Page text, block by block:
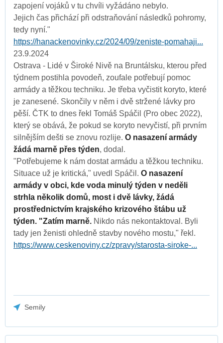
zapojení vojáků v tu chvíli vyžádáno nebylo.
Jejich čas přichází při odstraňování následků pohromy,
tedy nyní."
https://hanackenovinky.cz/2024/09/zeniste-pomahaji...
23.9.2024
Ostrava - Lidé v Široké Nivě na Bruntálsku, kterou před
týdnem postihla povodeň, zoufale potřebují pomoc
armády a těžkou techniku. Je třeba vyčistit koryto, které
je zanesené. Skončily v něm i dvě stržené lávky pro
pěší. ČTK to dnes řekl Tomáš Spáčil (Pro obec 2022),
který se obává, že pokud se koryto nevyčistí, při prvním
silnějším dešti se znovu rozlije. O nasazení armády
žádá marně přes týden, dodal.
"Potřebujeme k nám dostat armádu a těžkou techniku.
Situace už je kritická," uvedl Spáčil. O nasazení
armády v obci, kde voda minulý týden v neděli
strhla několik domů, most i dvě lávky, žádá
prostřednictvím krajského krizového štábu už
týden. "Zatím marně. Nikdo nás nekontaktoval. Byli
tady jen ženisti ohledně stavby nového mostu," řekl.
https://www.ceskenoviny.cz/zpravy/starosta-siroke-...
Semily